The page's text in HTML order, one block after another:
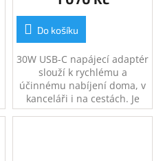
Do košíku
30W USB-C napájecí adaptér
slouží k rychlému a
účinnému nabíjení doma, v
kanceláři i na cestách. Je
kompatibilní s jakýmkoli